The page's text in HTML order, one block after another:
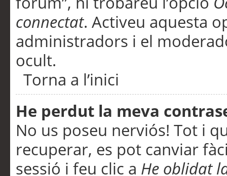
connectat. Activeu aquesta
administradors i el
ocult.
Torna a l’inici
He perdut la meva
No us poseu nerviós! Tot i
recuperar, es pot canviar
sessió i feu clic a He oblidat